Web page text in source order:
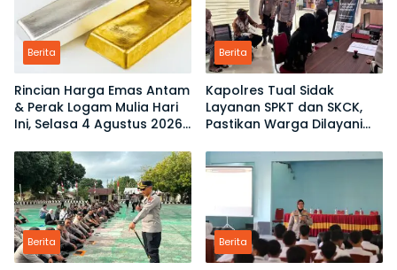
Berita
Rincian Harga Emas Antam
& Perak Logam Mulia Hari
Ini, Selasa 4 Agustus 2026:
Rp2,6 Juta!
Berita
Kapolres Tual Sidak
Layanan SPKT dan SKCK,
Pastikan Warga Dilayani
Berita Berita